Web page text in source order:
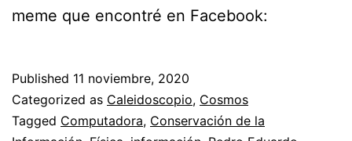
meme que encontré en Facebook:
Published 11 noviembre, 2020
Categorized as Caleidoscopio, Cosmos
Tagged Computadora, Conservación de la